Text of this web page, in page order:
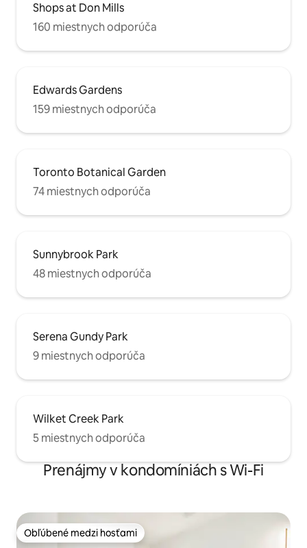
Shops at Don Mills
160 miestnych odporúča
Edwards Gardens
159 miestnych odporúča
Toronto Botanical Garden
74 miestnych odporúča
Sunnybrook Park
48 miestnych odporúča
Serena Gundy Park
9 miestnych odporúča
Wilket Creek Park
5 miestnych odporúča
Prenájmy v kondomíniách s Wi-Fi
Obľúbené medzi hosťami
Obľúbené medzi hosťami